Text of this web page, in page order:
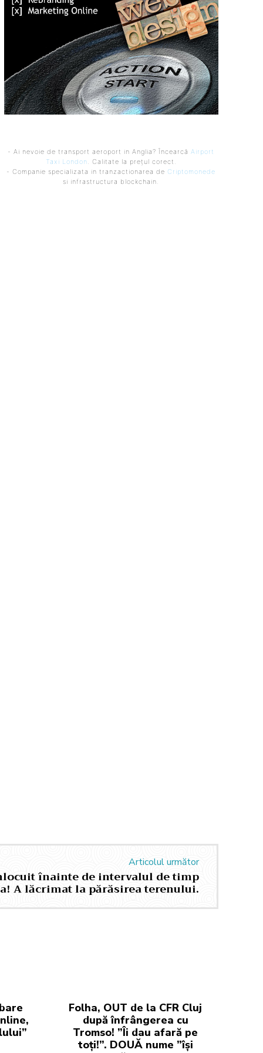
- Ai nevoie de transport aeroport in Anglia? ÎncearcăAirport
Taxi London. Calitate la prețul corect.
- Companie specializata in tranzactionarea deCriptomonede
si infrastructura blockchain.
Articolul următor
înainte de intervalul de timp
A lăcrimat la părăsirea terenului.
Folha, OUT de la CFR Cluj
după înfrângerea cu
Tromso! ”Îi dau afară pe
toți!”. DOUĂ nume ”își